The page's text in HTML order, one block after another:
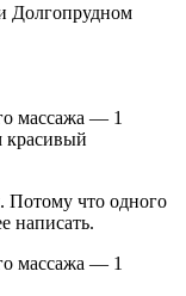
Долгопрудном
массажа — 1
красивый
Потому что одного
написать.
массажа — 1